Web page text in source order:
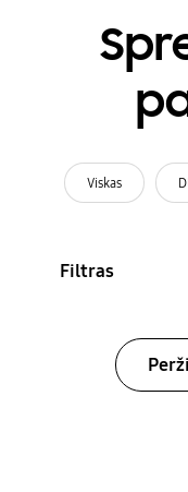
Viskas
Filtras